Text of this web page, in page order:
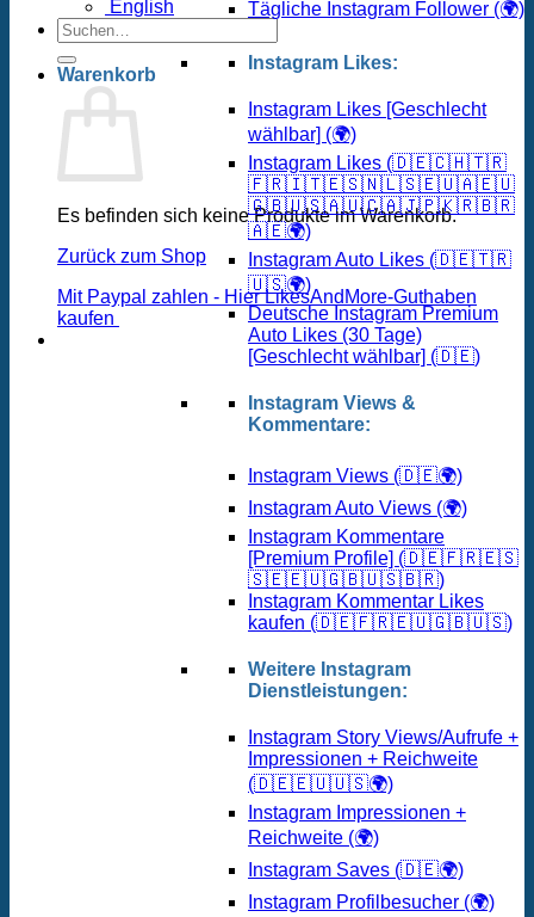
English
Suchen
nach:
Warenkorb
Es befinden sich keine Produkte im Warenkorb.
Zurück zum Shop
Mit Paypal zahlen - Hier LikesAndMore-Guthaben
kaufen
Tägliche Instagram Follower (🌍)
Instagram Likes:
Instagram Likes [Geschlecht
wählbar] (🌍)
Instagram Likes (🇩🇪🇨🇭🇹🇷
🇫🇷🇮🇹🇪🇸🇳🇱🇸🇪🇺🇦🇪🇺
🇬🇧🇺🇸🇦🇺🇨🇦🇯🇵🇰🇷🇧🇷
🇦🇪🌍)
Instagram Auto Likes (🇩🇪🇹🇷
🇺🇸🌍)
Deutsche Instagram Premium
Auto Likes (30 Tage)
[Geschlecht wählbar] (🇩🇪)
Instagram Views &
Kommentare:
Instagram Views (🇩🇪🌍)
Instagram Auto Views (🌍)
Instagram Kommentare
[Premium Profile] (🇩🇪🇫🇷🇪🇸
🇸🇪🇪🇺🇬🇧🇺🇸🇧🇷)
Instagram Kommentar Likes
kaufen (🇩🇪🇫🇷🇪🇺🇬🇧🇺🇸)
Weitere Instagram
Dienstleistungen:
Instagram Story Views/Aufrufe +
Impressionen + Reichweite
(🇩🇪🇪🇺🇺🇸🌍)
Instagram Impressionen +
Reichweite (🌍)
Instagram Saves (🇩🇪🌍)
Instagram Profilbesucher (🌍)